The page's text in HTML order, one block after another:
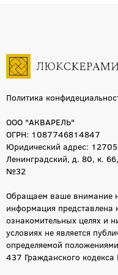
45x90
160x320
120x270
33.3x100
7.2x60
50x120
33x33
59x119
30x120
7.5x15
Политика
ООО "АКВАРЕЛЬ"
ОГРН: 1087746814847
Юридический адрес:
Ленинградский, д. 80, к.
№32
Обращаем ваше внимание
информация представлена
ознакомительных целях и
условиях не является
определяемой
437 Гражданского кодекса